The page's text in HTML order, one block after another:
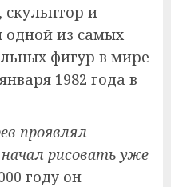
и
одной из самых
фигур в мире
1982 года в
проявлял
рисовать уже
году он